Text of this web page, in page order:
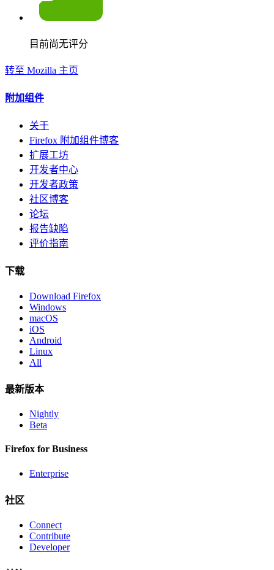
目前尚无评分
转至 Mozilla 主页
附加组件
关于
Firefox 附加组件博客
扩展工坊
开发者中心
开发者政策
社区博客
论坛
报告缺陷
评价指南
下载
Download Firefox
Windows
macOS
iOS
Android
Linux
All
最新版本
Nightly
Beta
Firefox for Business
Enterprise
社区
Connect
Contribute
Developer